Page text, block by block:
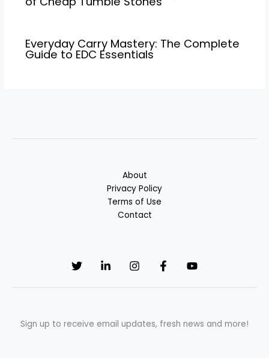
Everyday Carry Mastery: The Complete
Guide to EDC Essentials
About
Privacy Policy
Terms of Use
Contact
Sign up to receive email updates, fresh news and more!